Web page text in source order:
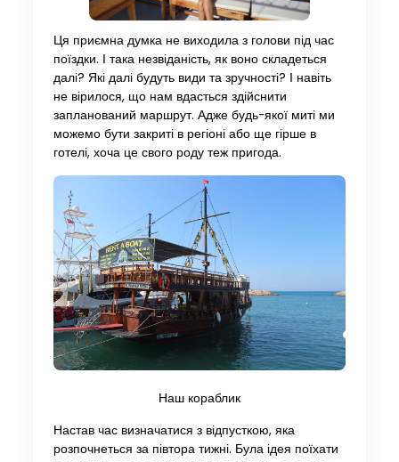
Ця приємна думка не виходила з голови під час
поїздки. І така незвіданість, як воно складеться
далі? Які далі будуть види та зручності? І навіть
не вірилося, що нам вдасться здійснити
запланований маршрут. Адже будь-якої миті ми
можемо бути закриті в регіоні або ще гірше в
готелі, хоча це свого роду теж пригода.
Наш кораблик
Настав час визначатися з відпусткою, яка
розпочнеться за півтора тижні. Була ідея поїхати